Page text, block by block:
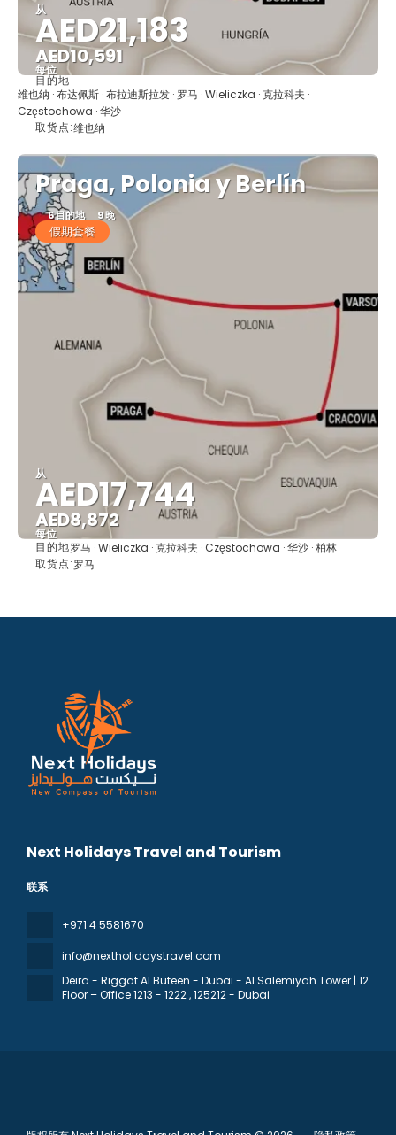
从
AED21,183
AED10,591
每位
看到
目的地
维也纳 · 布达佩斯 · 布拉迪斯拉发 · 罗马 · Wieliczka · 克拉科夫 ·
Częstochowa · 华沙
取货点:维也纳
Praga, Polonia y Berlín
6 目的地 9 晚
假期套餐
从
AED17,744
AED8,872
每位
看到
目的地罗马 · Wieliczka · 克拉科夫 · Częstochowa · 华沙 · 柏林
取货点:罗马
Next Holidays Travel and Tourism
联系
+971 4 5581670
info@nextholidaystravel.com
Deira - Riggat Al Buteen - Dubai - Al Salemiyah Tower | 12
Floor – Office 1213 - 1222, 125212 - Dubai